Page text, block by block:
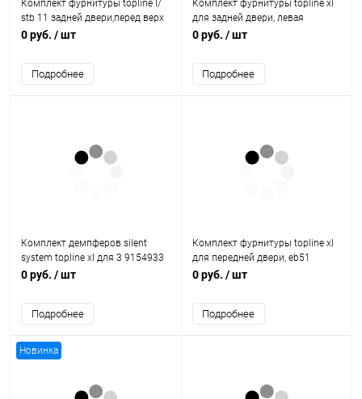
Комплект фурнитуры topline l/
stb 11 задней двери,перед верх
панелью,без огранич. хода
0 руб. / шт
Подробнее
Комплект фурнитуры topline xl
для задней двери, левая
9181744 Hettich
0 руб. / шт
Подробнее
Комплект демпферов silent
system topline xl для 3 9154933
Hettich
0 руб. / шт
Подробнее
Комплект фурнитуры topline xl
для передней двери, eb51
9183616 Hettich
0 руб. / шт
Подробнее
Новинка